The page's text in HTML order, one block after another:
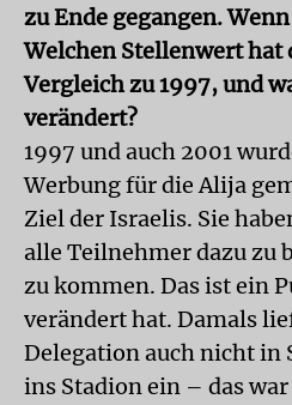
zu Ende gegangen.
Welchen Stellenwert hat
Vergleich zu 1997, und
verändert?
1997 und auch 2001
Werbung für die Alija
Ziel der Israelis. Sie
alle Teilnehmer dazu zu
zu kommen. Das ist ein
verändert hat. Damals
Delegation auch nicht
ins Stadion ein – das